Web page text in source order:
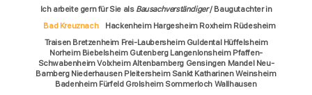
Ich arbeite gern für Sie als Bausachverständiger/ Baugutachter in
Bad Kreuznach
Hackenheim Hargesheim Roxheim Rüdesheim
Traisen Bretzenheim Frei-Laubersheim Guldental Hüffelsheim
Norheim Biebelsheim Gutenberg Langenlonsheim Pfaffen-
Schwabenheim Volxheim Altenbamberg Gensingen Mandel Neu-
Bamberg Niederhausen Pleitersheim Sankt Katharinen Weinsheim
Badenheim Fürfeld Grolsheim Sommerloch Wallhausen